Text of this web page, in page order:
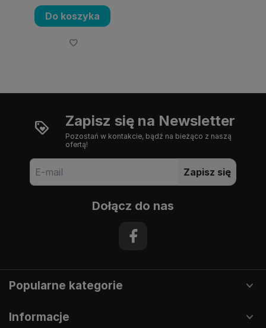
Do koszyka
Zapisz się na Newsletter
Pozostań w kontakcie, bądź na bieżąco z naszą
ofertą!
Zapisz się
Dołącz do nas
Popularne kategorie
Informacje